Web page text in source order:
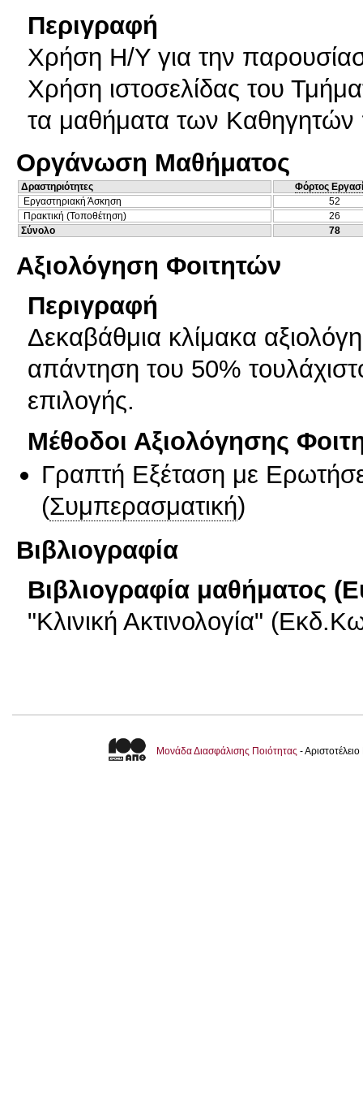
Περιγραφή
Χρήση Η/Υ για την
Χρήση ιστοσελίδας του
τα μαθήματα των Καθηγητών
Οργάνωση Μαθήματος
Δραστηριότητες
Φόρτος
Εργαστηριακή Άσκηση
52
Πρακτική (Τοποθέτηση)
26
Σύνολο
78
Αξιολόγηση Φοιτητών
Περιγραφή
Δεκαβάθμια κλίμακα
απάντηση του 50%
επιλογής.
Μέθοδοι Αξιολόγησης
Γραπτή Εξέταση με
(Συμπερασματική)
Βιβλιογραφία
Βιβλιογραφία μαθήματος
"Κλινική Ακτινολογία"
Μονάδα Διασφάλισης Ποιότητας -